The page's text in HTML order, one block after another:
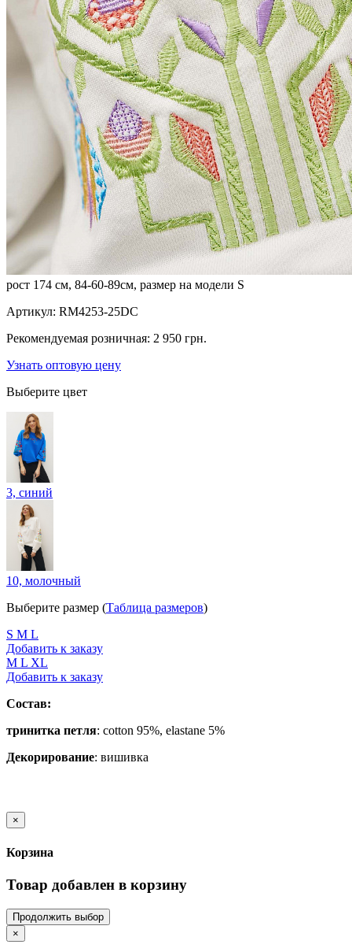
рост 174 см, 84-60-89см, размер на модели S
Артикул: RM4253-25DC
Рекомендуемая розничная: 2 950 грн.
Узнать оптовую цену
Выберите цвет
3, синий
10, молочный
Выберите размер (Таблица размеров)
S M L
Добавить к заказу
M L XL
Добавить к заказу
Состав:
тринитка петля: cotton 95%, elastane 5%
Декорирование: вишивка
×
Корзина
Товар добавлен в корзину
Продолжить выбор
×